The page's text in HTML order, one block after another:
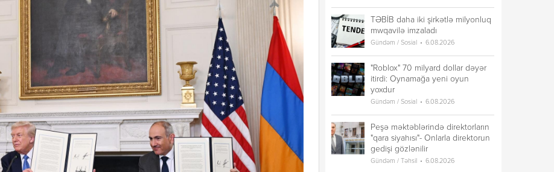
TƏBİB daha iki şirkətlə milyonluq
mwqavilə imzaladı
Gündəm / Sosial 6.08.2026
"Roblox" 70 milyard dollar dəyər
itirdi: Oynamağa yeni oyun
yoxdur
Gündəm / Sosial 6.08.2026
Peşə məktəblərində direktorların
"qara siyahısı"- Onlarla direktorun
gedişi gözlənilir
Gündəm / Təhsil 6.08.2026